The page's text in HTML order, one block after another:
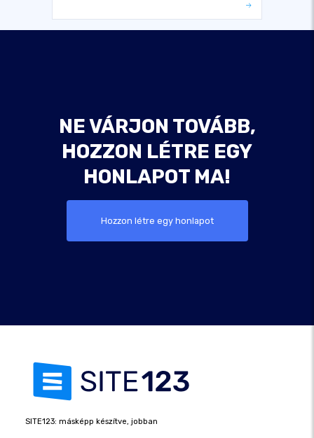
NE VÁRJON TOVÁBB,
HOZZON LÉTRE EGY
HONLAPOT MA!
Hozzon létre egy honlapot
SITE123: másképp készítve, jobban